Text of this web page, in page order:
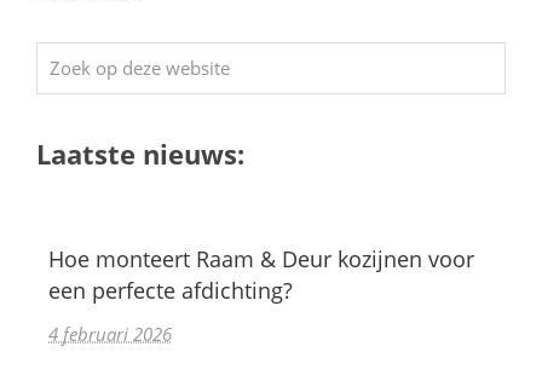
Zoek
op
website
Laatste nieuws:
Hoe monteert Raam & Deur kozijnen voor
een perfecte afdichting?
4 februari 2026